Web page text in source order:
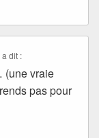
a dit :
(une vraie
pas pour